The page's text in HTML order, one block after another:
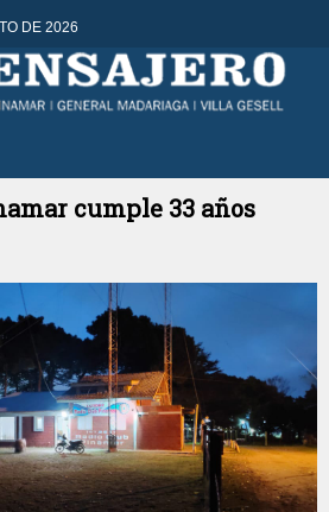
DE 2026
cumple 33 años